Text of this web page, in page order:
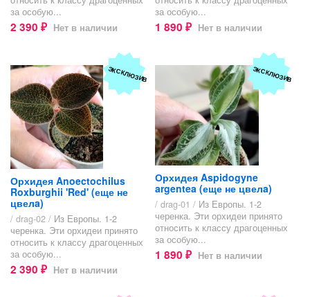
за особую...
2 390 ₽ Нет в наличии
за особую...
1 890 ₽ Нет в наличии
ЭКСКЛЮЗИВ
Орхидея Anoectochilus
Roxburghii 'Red' (еще не
цвелa)
/ drag-02 / Из Европы. 1-2
черенка. Эти орхидеи принято
относить к классу драгоценных
за особую...
2 390 ₽ Нет в наличии
ЭКСКЛЮЗИВ
Орхидея Aspidogyne
argentea (еще не цвелa)
/ drag-01 / Из Европы. 1-2
черенка. Эти орхидеи принято
относить к классу драгоценных
за особую...
1 890 ₽ Нет в наличии